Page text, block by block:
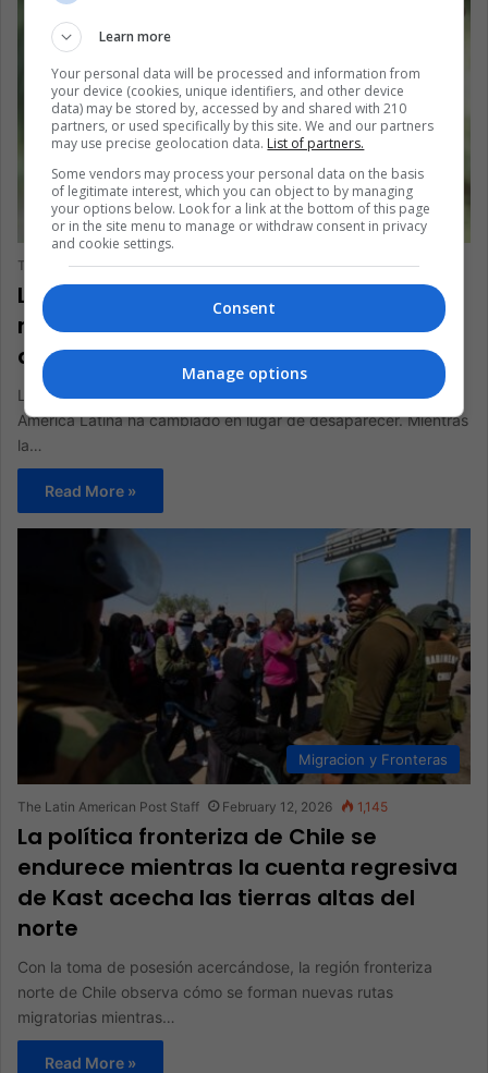
ANÁLISIS
The Latin American Post Staff April 3, 2026 1,092
La izquierda de Colombia encuentra
nueva vida en el espejo de una nación
desigual
La próxima elección en Colombia muestra que la izquierda en
América Latina ha cambiado en lugar de desaparecer. Mientras
la…
Read More »
Migracion y Fronteras
The Latin American Post Staff February 12, 2026 1,145
La política fronteriza de Chile se
endurece mientras la cuenta regresiva
de Kast acecha las tierras altas del
norte
Con la toma de posesión acercándose, la región fronteriza
norte de Chile observa cómo se forman nuevas rutas
migratorias mientras…
Read More »
Learn more
Your personal data will be processed and information from
your device (cookies, unique identifiers, and other device
data) may be stored by, accessed by and shared with 210
partners, or used specifically by this site. We and our partners
may use precise geolocation data. List of partners.
Some vendors may process your personal data on the basis
of legitimate interest, which you can object to by managing
your options below. Look for a link at the bottom of this page
or in the site menu to manage or withdraw consent in privacy
and cookie settings.
Consent
Manage options